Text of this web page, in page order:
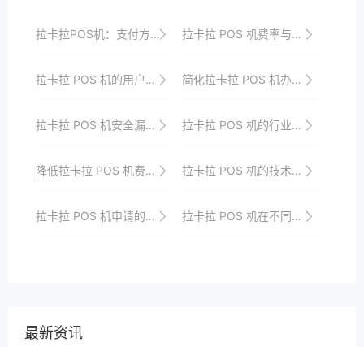
拉卡拉POS机：支付方式的创新与变革 拉卡拉 POS 机费率与服务质量的关系
拉卡拉 POS 机的用户体验优化与品牌建设 简化拉卡拉 POS 机办理流程的方法
拉卡拉 POS 机安全漏洞防范措施 拉卡拉 POS 机的行业发展动态与趋势分析
降低拉卡拉 POS 机费率的技巧分享 拉卡拉 POS 机的技术创新与发展
拉卡拉 POS 机申请的运营管理建议 拉卡拉 POS 机在不同公司行业的应用
最新资讯